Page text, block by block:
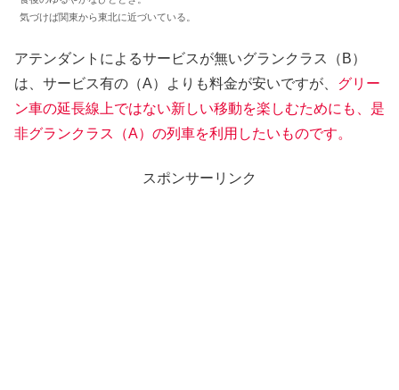
気づけば関東から東北に近づいている。
アテンダントによるサービスが無いグランクラス（B）
は、サービス有の（A）よりも料金が安いですが、 グリー
ン車の延長線上ではない新しい移動を楽しむためにも、是
非グランクラス（A）の列車を利用したいものです。
スポンサーリンク